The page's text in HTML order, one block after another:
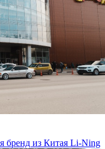
бренд из Китая Li-Ning